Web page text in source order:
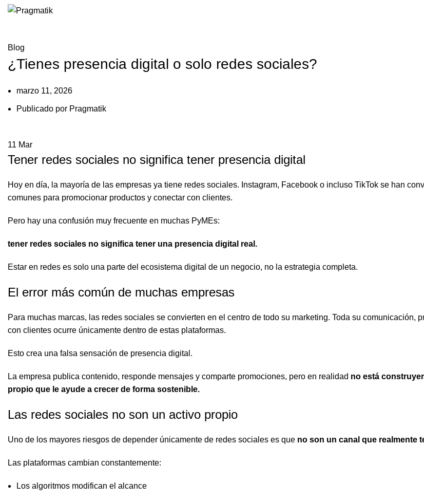
Blog
¿Tienes presencia digital o solo redes sociales?
marzo 11, 2026
Publicado por Pragmatik
11 Mar
Tener redes sociales no significa tener presencia digital
Hoy en día, la mayoría de las empresas ya tiene redes sociales. Instagram, Facebook o incluso TikTok se han
comunes para promocionar productos y conectar con clientes.
Pero hay una confusión muy frecuente en muchas PyMEs:
tener redes sociales no significa tener una presencia digital real.
Estar en redes es solo una parte del ecosistema digital de un negocio, no la estrategia completa.
El error más común de muchas empresas
Para muchas marcas, las redes sociales se convierten en el centro de todo su marketing. Toda su comunicación,
con clientes ocurre únicamente dentro de estas plataformas.
Esto crea una falsa sensación de presencia digital.
La empresa publica contenido, responde mensajes y comparte promociones, pero en realidad no está
propio que le ayude a crecer de forma sostenible.
Las redes sociales no son un activo propio
Uno de los mayores riesgos de depender únicamente de redes sociales es que no son un canal que realmente
Las plataformas cambian constantemente:
Los algoritmos modifican el alcance